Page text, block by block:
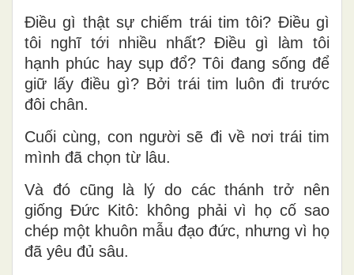
Điều gì thật sự chiếm trái tim tôi? Điều gì
tôi nghĩ tới nhiều nhất? Điều gì làm tôi
hạnh phúc hay sụp đổ? Tôi đang sống để
giữ lấy điều gì? Bởi trái tim luôn đi trước
đôi chân.
Cuối cùng, con người sẽ đi về nơi trái tim
mình đã chọn từ lâu.
Và đó cũng là lý do các thánh trở nên
giống Đức Kitô: không phải vì họ cố sao
chép một khuôn mẫu đạo đức, nhưng vì họ
đã yêu đủ sâu.